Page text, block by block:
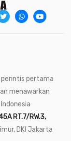
pertama
menawarkan
RT.7/RW.3,
DKI Jakarta